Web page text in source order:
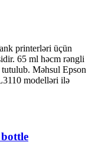
printerləri üçün
65 ml həcm rəngli
tutulub. Məhsul Epson
modelləri ilə